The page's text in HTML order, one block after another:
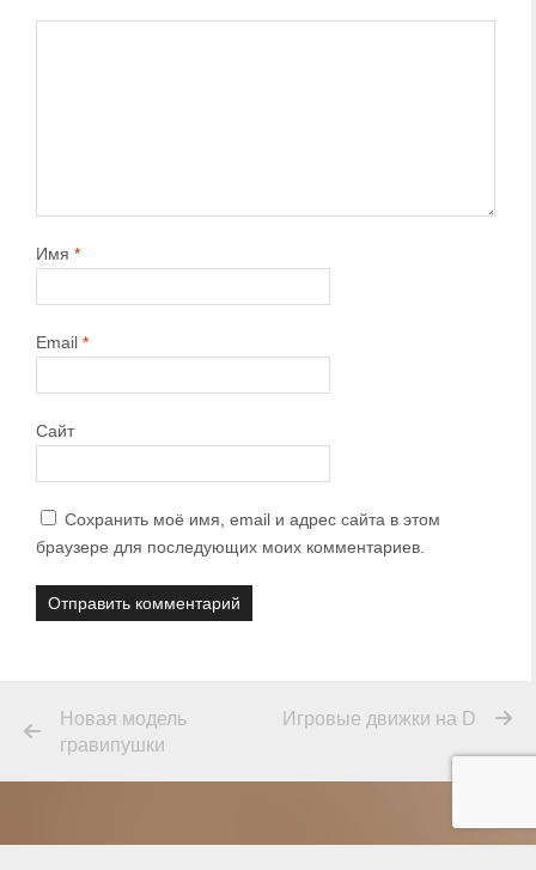
Имя *
Email *
Сайт
Сохранить моё имя, email и адрес сайта в этом
браузере для последующих моих комментариев.
Новая модель
гравипушки
Игровые движки на D